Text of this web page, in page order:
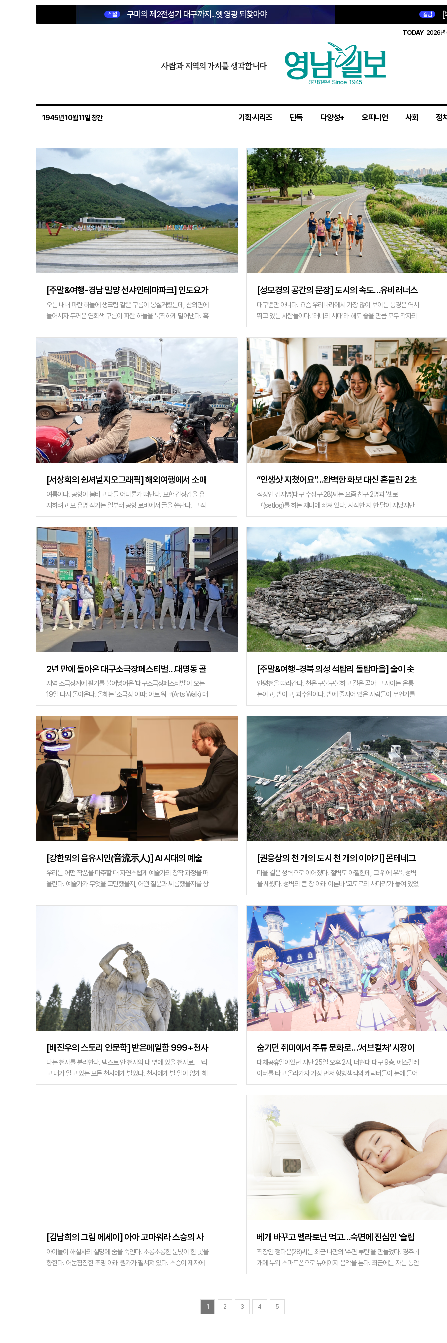
직설 구미의 제2전성기 대구까지...옛 영광 되찾아야 칼럼 [
TODAY 2026년
사람과 지역의 가치를 생각합니다
1945년 10월 11일 창간 기획·시리즈 단독 다양성+ 오피니언 사회 정
[주말&여행-경남 밀양 선샤인테마파크] 인도요가
로 힐링하고 4D영상 짜릿한 체험…밀양서 만난
‘웰니스의 정석’
오는 내내 파란 하늘에 생크림 같은 구름이 몽실거렸는데, 산외면에
들어서자 두꺼운 연회색 구름이 파란 하늘을 묵직하게 밀어낸다. 혹
영남알프스의 영향을 받는 것일까. 소리 없이 변화무쌍한 하늘이다.
단장천을 건너면 단�
[성모경의 공간의 문장] 도시의 속도…유비러너스
(Ubi-runners) 시대
대구뿐만 아니다. 요즘 우리나라에서 가장 많이 보이는 풍경은 역시
뛰고 있는 사람들이다. '러너의 시대'라 해도 좋을 만큼 모두 각자의
모습과 각자의 이유로 뛰고 있다. 러닝이 요즘의 가장 '핫'한 콘텐츠
라는 것은 그들의 모�
[서상희의 쉰셔널지오그래픽] 해외여행에서 소매
치기 당하지 않는 다섯가지 방법
여름이다. 공항이 붐비고 다들 어디론가 떠난다. 묘한 긴장감을 유
지하려고 모 유명 작가는 일부러 공항 로비에서 글을 쓴단다. 그 작
가에 빙의해 공항의 사람들을 본 적 있다. 부산스럽고 정신이 없다.
아이보다 캐리어를 더 챙
“인생샷 지쳤어요”…완벽한 화보 대신 흔들린 2초
영상
직장인 김지영(대구 수성구·28)씨는 요즘 친구 2명과 '셋로
그'(setlog)를 하는 재미에 빠져 있다. 시작한 지 한 달이 지났지만
꾸준히 이용하고 있다. '셋로그'란 일상을 시간 단위로 간단하게 공
유하는 폐쇄형 SNS 앱이다. 매시간 울
2년 만에 돌아온 대구소극장페스티벌…대명동 골
목을 걸으면 ‘예술’이 나온다
지역 소극장계에 활기를 불어넣어온 '대구소극장페스티벌'이 오는
19일 다시 돌아온다. 올해는 '소극장 이따: 아트 워크(Arts Walk) 대
구'라는 슬로건으로 예술가와 시민, 소극장과 골목을 하나로 잇는
산책형 예술축제로 꾸며진다.
[주말&여행-경북 의성 석탑리 돌탑마을] 술이 솟
아났다는 설화 품은 누룩바위, 이름은 술꾼이 지었
을까
안평천을 따라간다. 천은 구불구불하고 길은 곧아 그 사이는 온통
논이고, 밭이고, 과수원이다. 밭에 줄지어 앉은 사람들이 무언가를
수확하고 있다. 마늘은 이르니, 양파일까. 땡볕 아래지만 몸짓에서
흥이 느껴진다. 과수나무�
[강한뫼의 음유시인(音流示人)] AI 시대의 예술
가…사람의 예술은 무엇으로 남는가
우리는 어떤 작품을 마주할 때 자연스럽게 예술가의 창작 과정을 떠
올린다. 예술가가 무엇을 고민했을지, 어떤 질문과 씨름했을지를 상
상하곤 한다. 창작 과정을 생각한다는 것은 작품에 담긴 예술가의
사유와 감각의 깊이를 �
[권응상의 천 개의 도시 천 개의 이야기] 몬테네그
로 코토르(Kotor) <하>
마을 길은 성벽으로 이어졌다. 절벽도 아찔한데, 그 위에 우뚝 성벽
을 세웠다. 성벽의 큰 창 아래 이른바 '코토르의 사다리'가 놓여 있었
다. 벽과 절벽 사이 좁은 지대에 돌을 쌓아 바닥을 높였고, 그 울퉁
불퉁한 돌무더기 위에 �
[배진우의 스토리 인문학] 받은메일함 999+천사
나는 천사를 분리한다. 텍스트 안 천사와 내 옆에 있을 천사로. 그리
고 내가 알고 있는 모든 천사에게 빌었다. 천사에게 빌 일이 없게 해
달라고. '천사를 본 사람들은 / 먼저 / 실망부터 해야 한다. // 천사는
바보다. / 구름보다 무
숨기던 취미에서 주류 문화로…‘서브컬처’ 시장이
뜬다
대체공휴일이었던 지난 25일 오후 2시, 더현대 대구 9층. 에스컬레
이터를 타고 올라가자 가장 먼저 형형색색의 캐릭터들이 눈에 들어
왔다. 이날은 모바일 리듬게임 '프로젝트 세카이 컬러풀 스테이지!
feat. 하츠네 미쿠' 팝업 스�
[김남희의 그림 에세이] 아아 고마워라 스승의 사
랑, 아아 보답하리 스승의 은혜
아이들이 해설사의 설명에 숨을 죽인다. 초롱초롱한 눈빛이 한 곳을
향한다. 어둠침침한 조명 아래 뭔가가 펼쳐져 있다. 스승이 제자에
게 그려준 '세한도(歲寒圖)'다. 사람들은 자석에 끌리듯 하나둘 모
베개 바꾸고 멜라토닌 먹고…숙면에 진심인 ‘슬립
맥싱’ 열풍
직장인 정다은(28)씨는 최근 나만의 '수면 루틴'을 만들었다. 경추베
개에 누워 스마트폰으로 뉴에이지 음악을 튼다. 최근에는 자는 동안
에도 스마트워치를 착용하고 수면 시간과 패턴을 측정하기 시작했
1 2 3 4 5